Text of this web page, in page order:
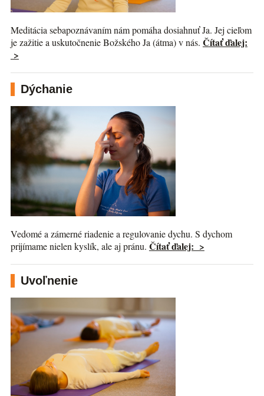
Meditácia sebapoznávaním nám pomáha dosiahnuť Ja. Jej cieľom
je zažitie a uskutočnenie Božského Ja (átma) v nás. Čítať ďalej:
>
Dýchanie
Vedomé a zámerné riadenie a regulovanie dychu. S dychom
prijímame nielen kyslík, ale aj pránu. Čítať ďalej: >
Uvoľnenie